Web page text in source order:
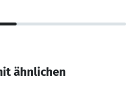
ähnlichen